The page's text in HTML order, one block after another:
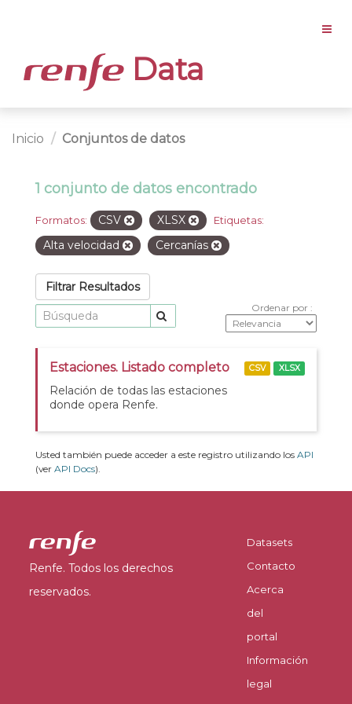
Data
Inicio Conjuntos de datos
1 conjunto de datos encontrado
Formatos: CSV XLSX Etiquetas:
Alta velocidad Cercanías
Filtrar Resultados
Ordenar por
Estaciones. Listado completo
Relación de todas las estaciones
donde opera Renfe.
CSV XLSX
Usted también puede acceder a este registro utilizando los API
(ver API Docs).
Renfe. Todos los derechos
reservados.
Datasets
Contacto
Acerca
del
portal
Información
legal